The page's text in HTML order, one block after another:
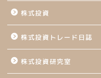
株式投資
株式投資トレード日誌
株式投資研究室